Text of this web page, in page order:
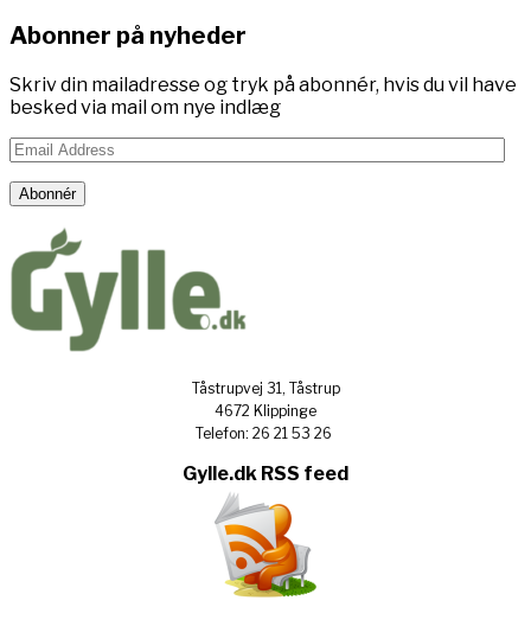
Abonner på nyheder
Skriv din mailadresse og tryk på abonnér, hvis du vil have
besked via mail om nye indlæg
Email
Address
Abonnér
Tåstrupvej 31, Tåstrup
4672 Klippinge
Telefon: 26 21 53 26
Gylle.dk RSS feed